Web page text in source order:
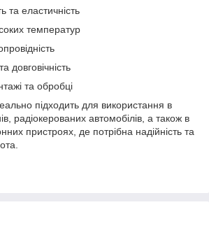
та еластичність
температур
довговічність
та обробці
підходить для використання в
радіокерованих автомобілів, а також в
пристроях, де потрібна надійність та